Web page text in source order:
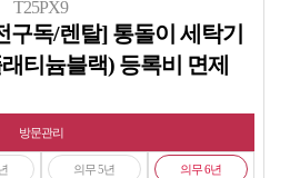
T25PX9
독/렌탈] 통돌이 세탁기
티늄블랙) 등록비 면제
방문관리
의무 5년 의무 6년